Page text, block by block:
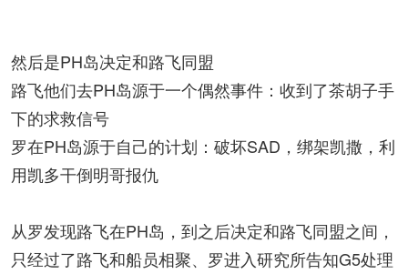
然后是PH岛决定和路飞同盟
路飞他们去PH岛源于一个偶然事件：收到了茶胡子手
下的求救信号
罗在PH岛源于自己的计划：破坏SAD，绑架凯撒，利
用凯多干倒明哥报仇
从罗发现路飞在PH岛，到之后决定和路飞同盟之间，
只经过了路飞和船员相聚、罗进入研究所告知G5处理